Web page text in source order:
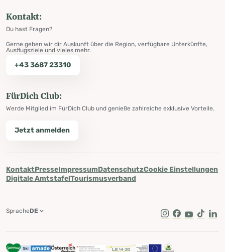
Kontakt:
Du hast Fragen?
Gerne geben wir dir Auskunft über die Region, verfügbare Unterkünfte,
Ausflugsziele und vieles mehr.
+43 3687 23310
FürDich Club:
Werde Mitglied im FürDich Club und genieße zahlreiche exklusive Vorteile.
Jetzt anmelden
KontaktPresseImpressumDatenschutzCookie Einstellungen
Digitale AmtstafelTourismusverband
Instagram
Facebook
Youtube
Tik Tok
SpracheDE